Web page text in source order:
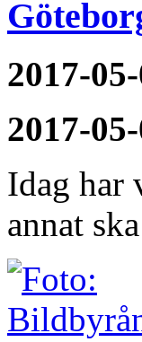
2017-
2017-
Idag har
annat